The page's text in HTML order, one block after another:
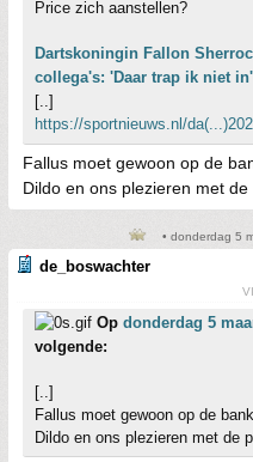
Price zich aanstellen?
Dartskoningin Fallon
collega's: 'Daar trap ik niet in'
[..]
https://sportnieuws.nl/
Fallus moet gewoon op de
Dildo en ons plezieren met de
• donderdag 5
de_boswachter
Op donderdag 5
volgende:
[..]
Fallus moet gewoon op de
Dildo en ons plezieren met de